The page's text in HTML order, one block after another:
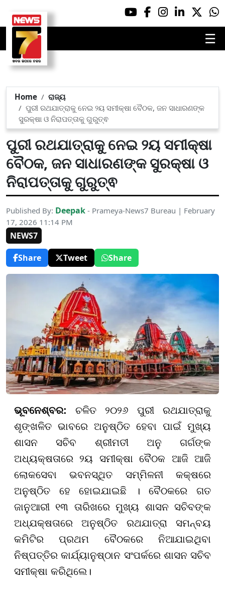
☰
Home
ରାଜ୍ୟ
ପୁରୀ ରଥଯାତ୍ରାକୁ ନେଇ ୨ୟ ସମୀକ୍ଷା ବୈଠକ, ଜନ ସାଧାରଣଙ୍କ
ସୁରକ୍ଷା ଓ ନିରାପତ୍ତାକୁ ଗୁରୁତ୍ଵ
ପୁରୀ ରଥଯାତ୍ରାକୁ ନେଇ ୨ୟ ସମୀକ୍ଷା
ବୈଠକ, ଜନ ସାଧାରଣଙ୍କ ସୁରକ୍ଷା ଓ
ନିରାପତ୍ତାକୁ ଗୁରୁତ୍ଵ
Published By: Deepak - Prameya-News7 Bureau | February
17, 2026 11:14 PM
NEWS7
Share
Tweet Share
ଭୂବନେଶ୍ବର: ଚଳିତ ୨୦୨୬ ପୁରୀ ରଥଯାତ୍ରାକୁ
ଶୃଙ୍ଖଳିତ ଭାବରେ ଅନୁଷ୍ଠିତ ହେବା ପାଇଁ ମୁଖ୍ୟ
ଶାସନ ସଚିବ ଶ୍ରୀମତୀ ଅନୁ ଗର୍ଗଙ୍କ
ଅଧ୍ୟକ୍ଷତାରେ ୨ୟ ସମୀକ୍ଷା ବୈଠକ ଆଜି ଆଜି
ଲୋକସେବା ଭବନସ୍ଥିତ ସମ୍ମିଳନୀ କକ୍ଷରେ
ଅନୁଷ୍ଠିତ ହେ ହୋଇଯାଇଛି । ବୈଠକରେ ଗତ
ଜାନୁଆରୀ ୧୩ ତାରିଖରେ ମୁଖ୍ୟ ଶାସନ ସଚିବଙ୍କ
ଅଧ୍ଯକ୍ଷତାରେ ଅନୁଷ୍ଠିତ ରଥଯାତ୍ରା ସମନ୍ବୟ
କମିଟିର ପ୍ରଥମ ବୈଠକରେ ନିଆଯାଇଥିବା
ନିଷ୍ପତ୍ତିର କାର୍ଯ୍ୟାନୁଷ୍ଠାନ ସଂପର୍କରେ ଶାସନ ସଚିବ
ସମୀକ୍ଷା କରିଥିଲେ।